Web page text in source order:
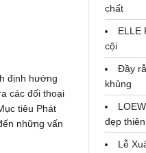
định hướng
các đối thoại
tiêu Phát
những vấn
chất
ELLE
cội
Đầy
khủng
đẹp
Lễ